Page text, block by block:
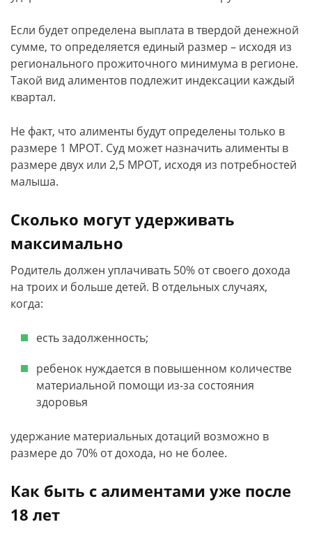
Если будет определена выплата в твердой денежной
сумме, то определяется единый размер – исходя из
регионального прожиточного минимума в регионе.
Такой вид алиментов подлежит индексации каждый
квартал.
Не факт, что алименты будут определены только в
размере 1 МРОТ. Суд может назначить алименты в
размере двух или 2,5 МРОТ, исходя из потребностей
малыша.
Сколько могут удерживать
максимально
Родитель должен уплачивать 50% от своего дохода
на троих и больше детей. В отдельных случаях,
когда:
есть задолженность;
ребенок нуждается в повышенном количестве
материальной помощи из-за состояния
здоровья
удержание материальных дотаций возможно в
размере до 70% от дохода, но не более.
Как быть с алиментами уже после
18 лет